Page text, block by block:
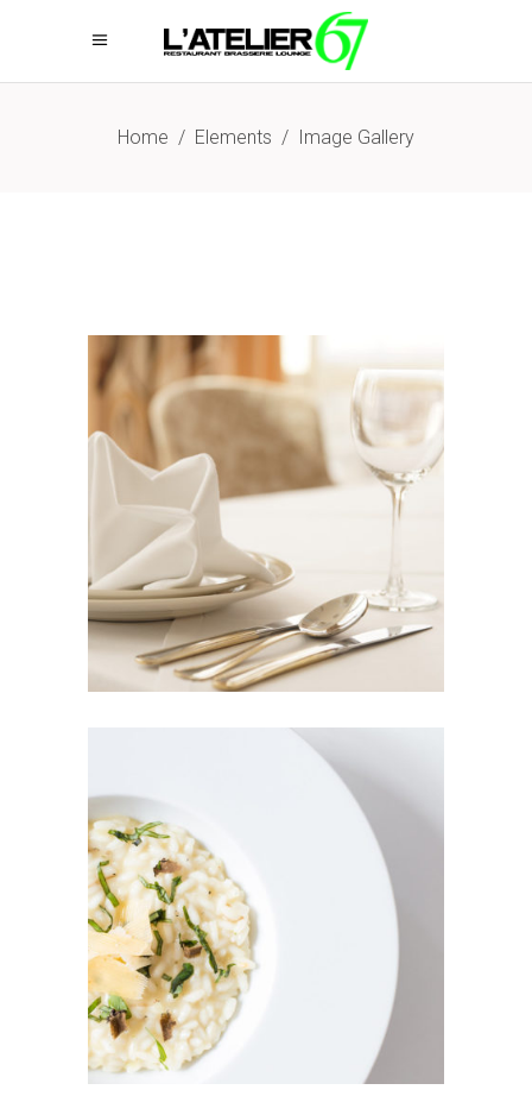
Home / Elements / Image Gallery